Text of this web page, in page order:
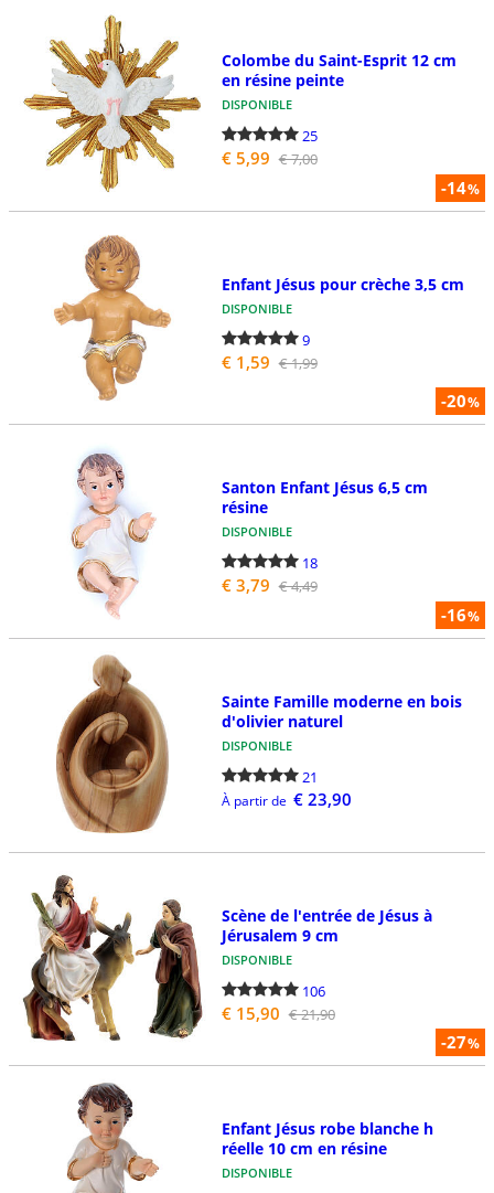
-14%
Colombe du Saint-Esprit 12 cm
en résine peinte
DISPONIBLE
25
€ 5,99 € 7,00
-20%
Enfant Jésus pour crèche 3,5 cm
DISPONIBLE
9
€ 1,59 € 1,99
-16%
Santon Enfant Jésus 6,5 cm
résine
DISPONIBLE
18
€ 3,79 € 4,49
Sainte Famille moderne en bois
d'olivier naturel
DISPONIBLE
21
À partir de € 23,90
-27%
Scène de l'entrée de Jésus à
Jérusalem 9 cm
DISPONIBLE
106
€ 15,90 € 21,90
Enfant Jésus robe blanche h
réelle 10 cm en résine
DISPONIBLE